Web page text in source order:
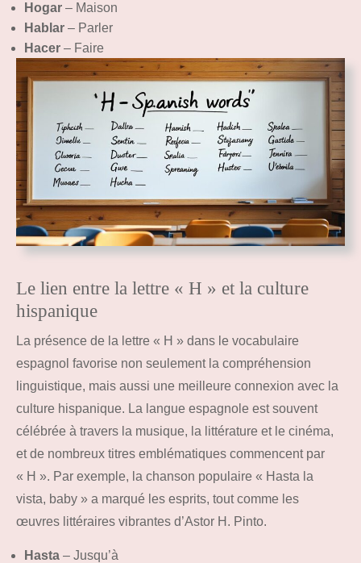
Hogar – Maison
Hablar – Parler
Hacer – Faire
Le lien entre la lettre « H » et la culture
hispanique
La présence de la lettre « H » dans le vocabulaire
espagnol favorise non seulement la compréhension
linguistique, mais aussi une meilleure connexion avec la
culture hispanique. La langue espagnole est souvent
célébrée à travers la musique, la littérature et le cinéma,
et de nombreux titres emblématiques commencent par
« H ». Par exemple, la chanson populaire « Hasta la
vista, baby » a marqué les esprits, tout comme les
œuvres littéraires vibrantes d’Astor H. Pinto.
Hasta – Jusqu’à